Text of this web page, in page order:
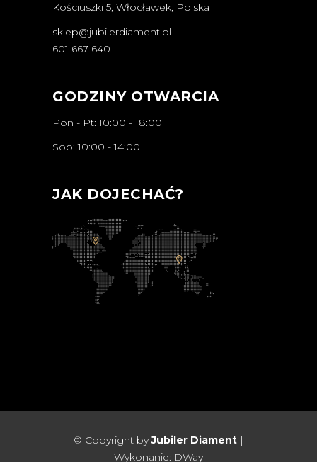
Kościuszki 5, Włocławek, Polska
sklep@jubilerdiament.pl
601 667 640
GODZINY OTWARCIA
Pon - Pt: 10:00 - 18:00
Sob: 10:00 - 14:00
JAK DOJECHAĆ?
© Copyright byJubiler Diament |
Wykonanie: DWay